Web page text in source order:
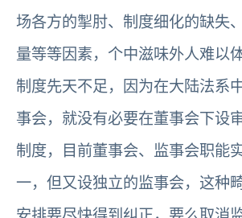
场各方的掣肘、制度细化的缺失
量等等因素，个中滋味外人难以
制度先天不足，因为在大陆法系
事会，就没有必要在董事会下设
制度，目前董事会、监事会职能
一，但又设独立的监事会，这种